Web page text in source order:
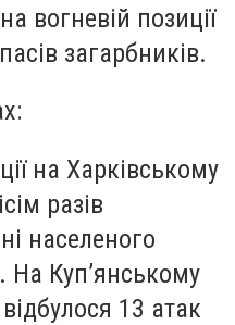
вогневій позиції
загарбників.
на Харківському
разів
населеного
На Куп’янському
13 атак